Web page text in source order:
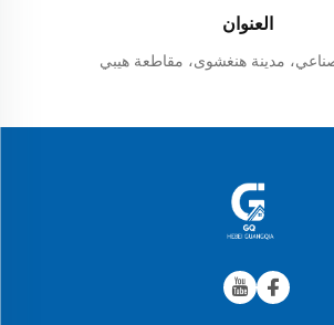
العنوان
مدينة هنغشوى، مقاطعة هيبي